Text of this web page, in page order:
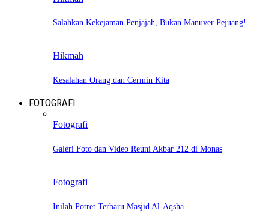
Salahkan Kekejaman Penjajah, Bukan Manuver Pejuang!
Hikmah
Kesalahan Orang dan Cermin Kita
FOTOGRAFI
Fotografi
Galeri Foto dan Video Reuni Akbar 212 di Monas
Fotografi
Inilah Potret Terbaru Masjid Al-Aqsha